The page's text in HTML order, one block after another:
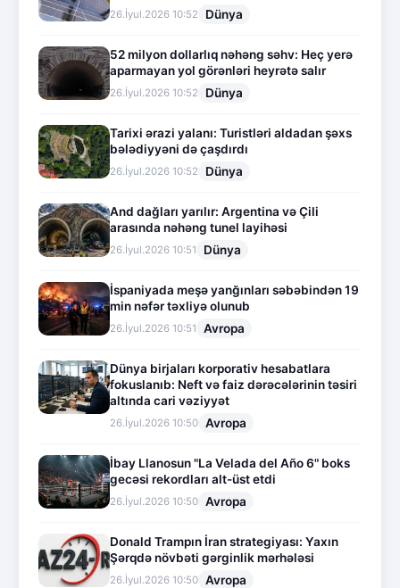
26.İyul.2026 10:52 Dünya
52 milyon dollarlıq nəhəng səhv: Heç yerə
aparmayan yol görənləri heyrətə salır
26.İyul.2026 10:52 Dünya
Tarixi ərazi yalanı: Turistləri aldadan şəxs
bələdiyyəni də çaşdırdı
26.İyul.2026 10:52 Dünya
And dağları yarılır: Argentina və Çili
arasında nəhəng tunel layihəsi
26.İyul.2026 10:51 Dünya
İspaniyada meşə yanğınları səbəbindən 19
min nəfər təxliyə olunub
26.İyul.2026 10:51 Avropa
Dünya birjaları korporativ hesabatlara
fokuslanıb: Neft və faiz dərəcələrinin təsiri
altında cari vəziyyət
26.İyul.2026 10:50 Avropa
İbay Llanosun "La Velada del Año 6" boks
gecəsi rekordları alt-üst etdi
26.İyul.2026 10:50 Avropa
Donald Trampın İran strategiyası: Yaxın
Şərqdə növbəti gərginlik mərhələsi
26.İyul.2026 10:50 Avropa